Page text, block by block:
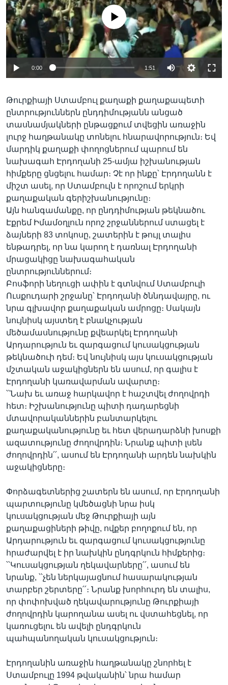
Լեզուներ
No media source currently available
0:00 1:51
Թուրքիայի Ստամբուլ քաղաքի քաղաքապետի
ընտրություններն ընդդիմությանն անցած
տասնամյակների ընթացքում տվեցին առաջին
լուրջ հաղթանակը տոնելու հնարավորություն։ Եվ
մարդիկ քաղաքի փողոցներում պարում են
նախագահ Էրդողանի 25-ամյա իշխանության
հիմքերը ցնցելու համար։ Չէ որ ինքը՝ Էրդողանն է
միշտ ասել, որ Ստամբուլն է որոշում երկրի
քաղաքական գերիշխանությունը։
Այն հանգամանքը, որ ընդդիմության թեկնածու
Էքրեմ Իմամօղլուն որոշ շրջաններում ստացել է
ձայների 83 տոկոսը, շատերին է թույլ տալիս
ենթադրել, որ նա կարող է դառնալ Էրդողանի
մրացակիցը նախագահական
ընտրություններում։
Բոսֆորի նեղուցի ափին է գտնվում Ստամբուլի
Ուսքուդարի շրջանը՝ Էրդողանի ծննդավայրը, ու
նրա գլխավոր քաղաքական ամրոցը։ Սակայն
նույնիսկ այստեղ է բնակչության
մեծամասնությունը քվեարկել Էրդողանի
Արդարություն եւ զարգացում կուսակցության
թեկնածուի դեմ։ Եվ նույնիսկ այս կուսակցության
մշտական աջակիցներն են ասում, որ գալիս է
Էրդողանի կառավարման ավարտը։
՝՝Նախ եւ առաջ հարկավոր է հաշտվել ժողովրդի
հետ։ Իշխանությունը պիտի դադարեցնի
մտավորականներին բանտարկելու
քաղաքականությունը եւ հետ վերադարձնի խոսքի
ազատությունը ժողովրդին։ Նրանք պիտի լսեն
ժողովրդին՛՛, ասում են Էրդողանի արդեն նախկին
աջակիցները։
Փորձագետներից շատերն են ասում, որ Էրդողանի
պարտությունը կմեծացնի նրա իսկ
կուսակցության մեջ Թուրքիայի այն
քաղաքացիների թիվը, ովքեր բողոքում են, որ
Արդարություն եւ զարգացում կուսակցությունը
հրաժարվել է իր նախկին ընդգրկուն հիմքերից։
՝՝Կուսակցության ղեկավարները՛՛, ասում են
նրանք, ՝՝չեն ներկայացնում հասարակության
տարբեր շերտերը՛՛։ Նրանք խորհուրդ են տալիս,
որ փոփոխված ղեկավարությունը Թուրքիայի
ժողովրդին կարողանա ասել ու վստահեցնել, որ
կառուցելու են ավելի ընդգրկուն
պահպանողական կուսակցություն։
Էրդողանին առաջին հաղթանակը շնորհել է
Ստամբուլը 1994 թվականին՝ նրա համար